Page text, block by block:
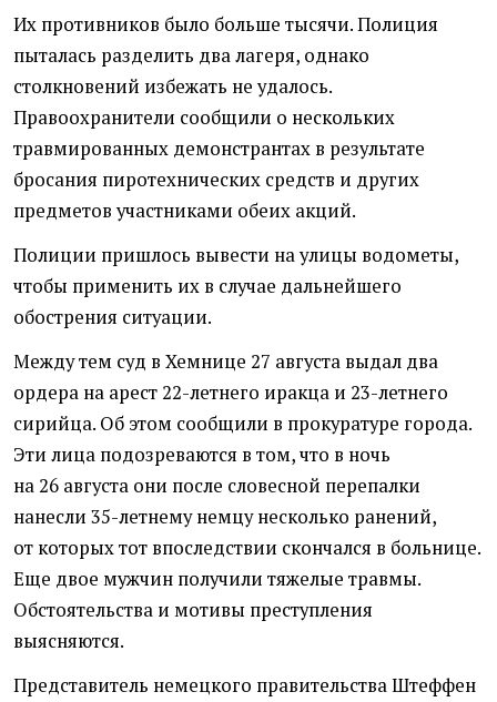
Их противников было больше тысячи. Полиция
пыталась разделить два лагеря, однако
столкновений избежать не удалось.
Правоохранители сообщили о нескольких
травмированных демонстрантах в результате
бросания пиротехнических средств и других
предметов участниками обеих акций.
Полиции пришлось вывести на улицы водометы,
чтобы применить их в случае дальнейшего
обострения ситуации.
Между тем суд в Хемнице 27 августа выдал два
ордера на арест 22-летнего иракца и 23-летнего
сирийца. Об этом сообщили в прокуратуре города.
Эти лица подозреваются в том, что в ночь
на 26 августа они после словесной перепалки
нанесли 35-летнему немцу несколько ранений,
от которых тот впоследствии скончался в больнице.
Еще двое мужчин получили тяжелые травмы.
Обстоятельства и мотивы преступления
выясняются.
Представитель немецкого правительства Штеффен